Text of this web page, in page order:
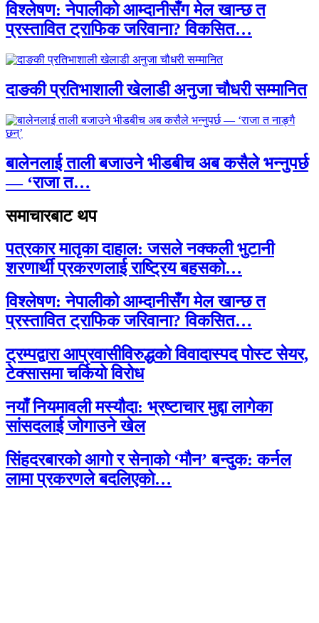
विश्लेषण: नेपालीको आम्दानीसँग मेल खान्छ त
प्रस्तावित ट्राफिक जरिवाना? विकसित…
दाङकी प्रतिभाशाली खेलाडी अनुजा चौधरी सम्मानित
बालेनलाई ताली बजाउने भीडबीच अब कसैले भन्नुपर्छ
— ‘राजा त…
समाचारबाट थप
पत्रकार मातृका दाहाल: जसले नक्कली भुटानी
शरणार्थी प्रकरणलाई राष्ट्रिय बहसको…
विश्लेषण: नेपालीको आम्दानीसँग मेल खान्छ त
प्रस्तावित ट्राफिक जरिवाना? विकसित…
ट्रम्पद्वारा आप्रवासीविरुद्धको विवादास्पद पोस्ट सेयर,
टेक्सासमा चर्कियो विरोध
नयाँ नियमावली मस्यौदा: भ्रष्टाचार मुद्दा लागेका
सांसदलाई जोगाउने खेल
सिंहदरबारको आगो र सेनाको ‘मौन’ बन्दुक: कर्नल
लामा प्रकरणले बदलिएको…